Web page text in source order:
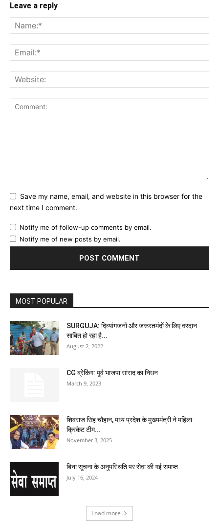
Leave a reply
Save my name, email, and website in this browser for the
next time I comment.
Notify me of follow-up comments by email.
Notify me of new posts by email.
MOST POPULAR
SURGUJA: दिव्यांगजनों और जरूरतमंदों के लिए वरदान
साबित हो रहा है...
August 2, 2022
CG ब्रेकिंग: पूर्व भाजपा सांसद का निधन
March 9, 2023
शिवराज सिंह चौहान, मध्य प्रदेश के मुख्यमंत्री ने महिला
क्रिकेट टीम...
November 3, 2025
बिना सूचना के अनुपस्थिति पर सेवा की गई समाप्त
July 16, 2024
Load more